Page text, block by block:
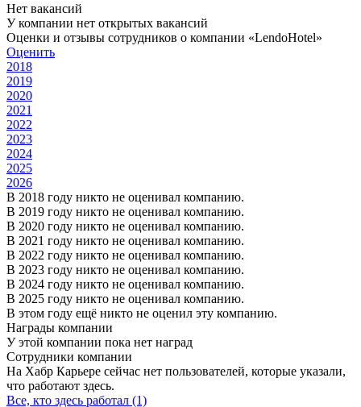
Нет вакансий
У компании нет открытых вакансий
Оценки и отзывы сотрудников о компании «LendoHotel»
Оценить
2018
2019
2020
2021
2022
2023
2024
2025
2026
В 2018 году никто не оценивал компанию.
В 2019 году никто не оценивал компанию.
В 2020 году никто не оценивал компанию.
В 2021 году никто не оценивал компанию.
В 2022 году никто не оценивал компанию.
В 2023 году никто не оценивал компанию.
В 2024 году никто не оценивал компанию.
В 2025 году никто не оценивал компанию.
В этом году ещё никто не оценил эту компанию.
Награды компании
У этой компании пока нет наград
Сотрудники компании
На Хабр Карьере сейчас нет пользователей, которые указали,
что работают здесь.
Все, кто здесь работал (1)